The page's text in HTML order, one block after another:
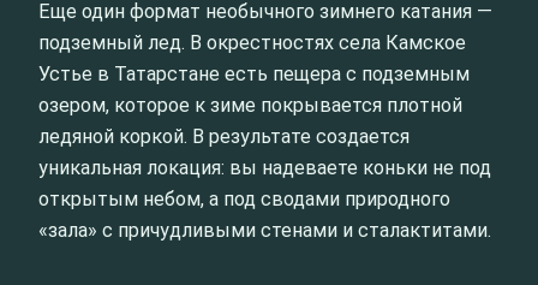
Еще один формат необычного зимнего катания —
подземный лед. В окрестностях села Камское
Устье в Татарстане есть пещера с подземным
озером, которое к зиме покрывается плотной
ледяной коркой. В результате создается
уникальная локация: вы надеваете коньки не под
открытым небом, а под сводами природного
«зала» с причудливыми стенами и сталактитами.